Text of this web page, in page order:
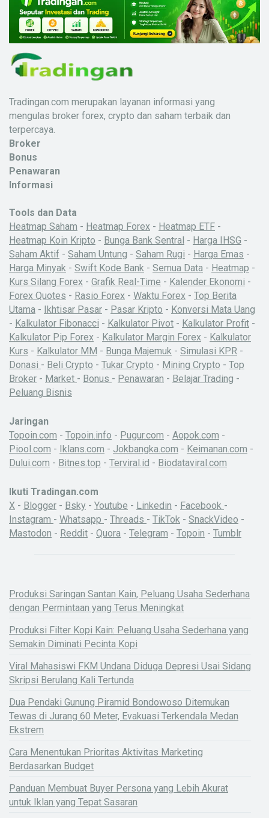
Tradingan.com merupakan layanan informasi yang
mengulas broker forex, crypto dan saham terbaik dan
terpercaya.
Broker
Bonus
Penawaran
Informasi
Tools dan Data
Heatmap Saham - Heatmap Forex - Heatmap ETF -
Heatmap Koin Kripto - Bunga Bank Sentral - Harga IHSG -
Saham Aktif - Saham Untung - Saham Rugi - Harga Emas -
Harga Minyak - Swift Kode Bank - Semua Data - Heatmap -
Kurs Silang Forex - Grafik Real-Time - Kalender Ekonomi -
Forex Quotes - Rasio Forex - Waktu Forex - Top Berita
Utama - Ikhtisar Pasar - Pasar Kripto - Konversi Mata Uang
- Kalkulator Fibonacci - Kalkulator Pivot - Kalkulator Profit -
Kalkulator Pip Forex - Kalkulator Margin Forex - Kalkulator
Kurs - Kalkulator MM - Bunga Majemuk - Simulasi KPR -
Donasi - Beli Crypto - Tukar Crypto - Mining Crypto - Top
Broker - Market - Bonus - Penawaran - Belajar Trading -
Peluang Bisnis
Jaringan
Topoin.com - Topoin.info - Pugur.com - Aopok.com -
Piool.com - Iklans.com - Jokbangka.com - Keimanan.com -
Dului.com - Bitnes.top - Terviral.id - Biodataviral.com
Ikuti Tradingan.com
X - Blogger - Bsky - Youtube - Linkedin - Facebook -
Instagram - Whatsapp - Threads - TikTok - SnackVideo -
Mastodon - Reddit - Quora - Telegram - Topoin - Tumblr
Produksi Saringan Santan Kain, Peluang Usaha Sederhana
dengan Permintaan yang Terus Meningkat
Produksi Filter Kopi Kain: Peluang Usaha Sederhana yang
Semakin Diminati Pecinta Kopi
Viral Mahasiswi FKM Undana Diduga Depresi Usai Sidang
Skripsi Berulang Kali Tertunda
Dua Pendaki Gunung Piramid Bondowoso Ditemukan
Tewas di Jurang 60 Meter, Evakuasi Terkendala Medan
Ekstrem
Cara Menentukan Prioritas Aktivitas Marketing
Berdasarkan Budget
Panduan Membuat Buyer Persona yang Lebih Akurat
untuk Iklan yang Tepat Sasaran